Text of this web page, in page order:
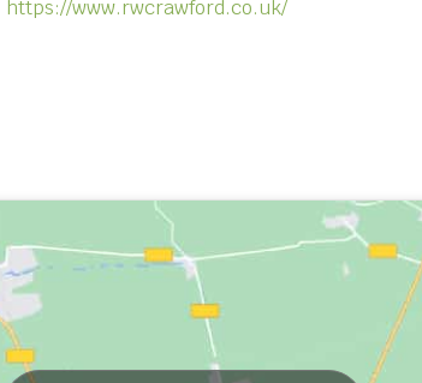
https://www.rwcrawford.co.uk/